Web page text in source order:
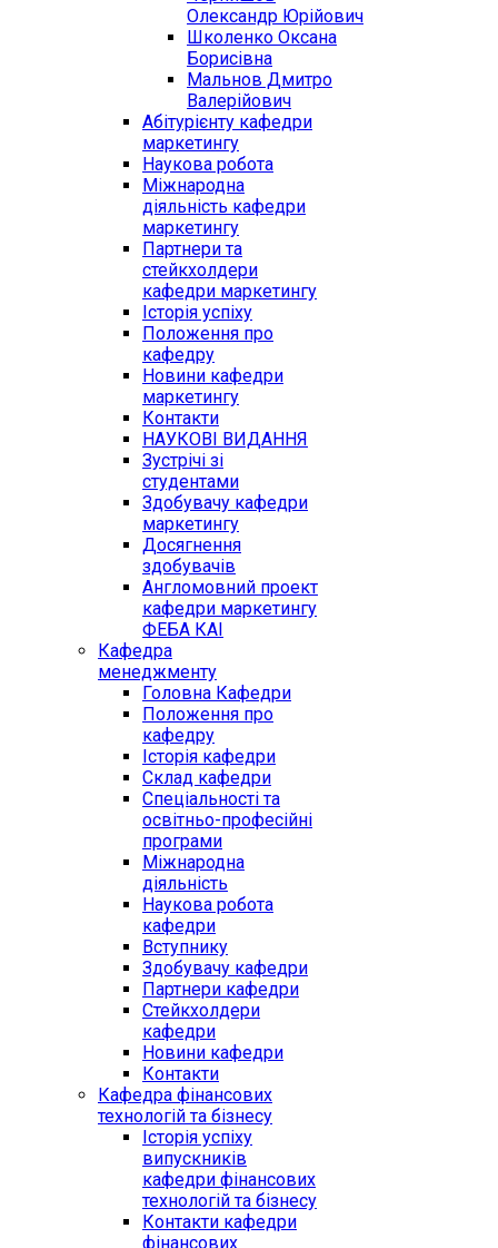
Олександр Юрійович
Школенко Оксана
Борисівна
Мальнов Дмитро
Валерійович
Абітурієнту кафедри
маркетингу
Наукова робота
Міжнародна
діяльність кафедри
маркетингу
Партнери та
стейкхолдери
кафедри маркетингу
Історія успіху
Положення про
кафедру
Новини кафедри
маркетингу
Контакти
НАУКОВІ ВИДАННЯ
Зустрічі зі
студентами
Здобувачу кафедри
маркетингу
Досягнення
здобувачів
Англомовний проект
кафедри маркетингу
ФЕБА КАІ
Кафедра
менеджменту
Головна Кафедри
Положення про
кафедру
Історія кафедри
Склад кафедри
Спеціальності та
освітньо-професійні
програми
Міжнародна
діяльність
Наукова робота
кафедри
Вступнику
Здобувачу кафедри
Партнери кафедри
Стейкхолдери
кафедри
Новини кафедри
Контакти
Кафедра фінансових
технологій та бізнесу
Історія успіху
випускників
кафедри фінансових
технологій та бізнесу
Контакти кафедри
фінансових